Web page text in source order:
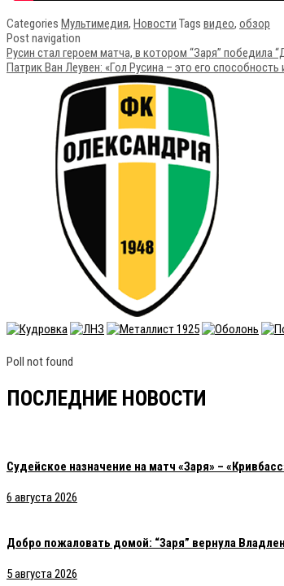
Categories Мультимедия, Новости Tags видео, обзор
Post navigation
Русин стал героем матча, в котором “Заря” победила
Патрик Ван Леувен: «Гол Русина – это его
Poll not found
ПОСЛЕДНИЕ НОВОСТИ
Судейское назначение на матч «Заря» –
6 августа 2026
Добро пожаловать домой: “Заря” вернула
5 августа 2026